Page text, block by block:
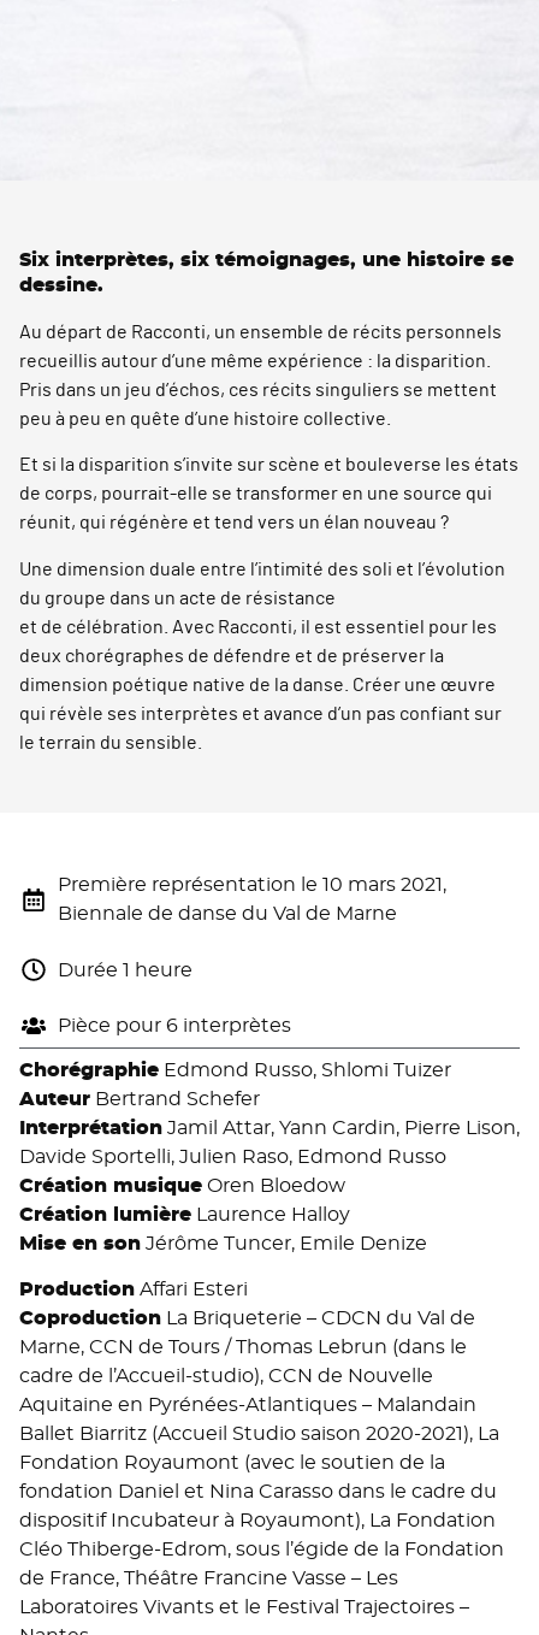
Six interprètes, six témoignages, une histoire se
dessine.
Au départ de Racconti, un ensemble de récits personnels
recueillis autour d’une même expérience : la disparition.
Pris dans un jeu d’échos, ces récits singuliers se mettent
peu à peu en quête d’une histoire collective.
Et si la disparition s’invite sur scène et bouleverse les états
de corps, pourrait-elle se transformer en une source qui
réunit, qui régénère et tend vers un élan nouveau ?
Une dimension duale entre l’intimité des soli et l’évolution
du groupe dans un acte de résistance
et de célébration. Avec Racconti, il est essentiel pour les
deux chorégraphes de défendre et de préserver la
dimension poétique native de la danse. Créer une œuvre
qui révèle ses interprètes et avance d’un pas confiant sur
le terrain du sensible.
Première représentation le 10 mars 2021,
Biennale de danse du Val de Marne
Durée 1 heure
Pièce pour 6 interprètes
Chorégraphie Edmond Russo, Shlomi Tuizer
Auteur Bertrand Schefer
Interprétation Jamil Attar, Yann Cardin, Pierre Lison,
Davide Sportelli, Julien Raso, Edmond Russo
Création musique Oren Bloedow
Création lumière Laurence Halloy
Mise en son Jérôme Tuncer, Emile Denize
Production Affari Esteri
Coproduction La Briqueterie – CDCN du Val de
Marne, CCN de Tours / Thomas Lebrun (dans le
cadre de l’Accueil-studio), CCN de Nouvelle
Aquitaine en Pyrénées-Atlantiques – Malandain
Ballet Biarritz (Accueil Studio saison 2020-2021), La
Fondation Royaumont (avec le soutien de la
fondation Daniel et Nina Carasso dans le cadre du
dispositif Incubateur à Royaumont), La Fondation
Cléo Thiberge-Edrom, sous l’égide de la Fondation
de France, Théâtre Francine Vasse – Les
Laboratoires Vivants et le Festival Trajectoires –